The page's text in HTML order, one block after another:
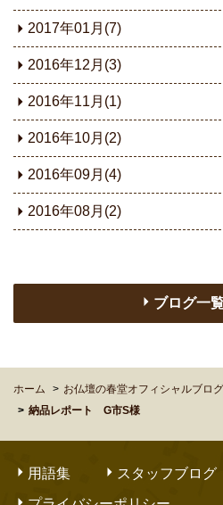
2017年01月(7)
2016年12月(3)
2016年11月(1)
2016年10月(2)
2016年09月(4)
2016年08月(2)
ブログ一
ホーム お仏壇の春堂オフィシャルブログ
納品レポート G市S様
用語集
スタッフブログ